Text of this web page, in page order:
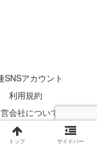
SNSアカウント
利用規約
会社について
トップ サイドバー